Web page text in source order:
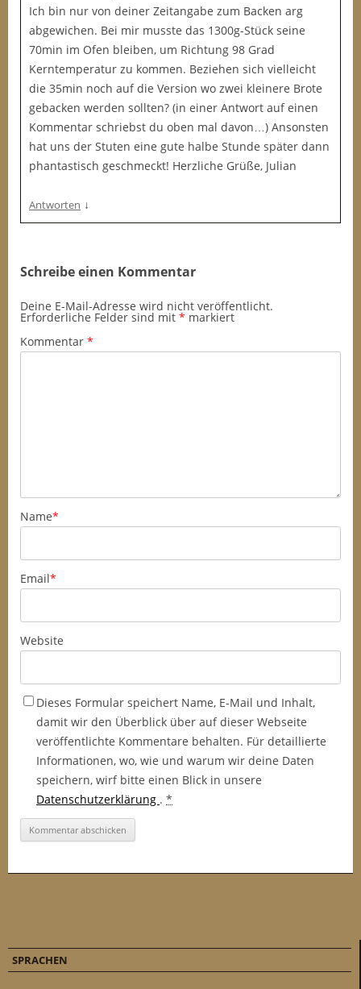
Ich bin nur von deiner Zeitangabe zum Backen arg
abgewichen. Bei mir musste das 1300g-Stück seine
70min im Ofen bleiben, um Richtung 98 Grad
Kerntemperatur zu kommen. Beziehen sich vielleicht
die 35min noch auf die Version wo zwei kleinere Brote
gebacken werden sollten? (in einer Antwort auf einen
Kommentar schriebst du oben mal davon…) Ansonsten
hat uns der Stuten eine gute halbe Stunde später dann
phantastisch geschmeckt! Herzliche Grüße, Julian
Antworten ↓
Schreibe einen Kommentar
Deine E-Mail-Adresse wird nicht veröffentlicht.
Erforderliche Felder sind mit * markiert
Kommentar *
Name*
Email*
Website
Dieses Formular speichert Name, E-Mail und Inhalt,
damit wir den Überblick über auf dieser Webseite
veröffentlichte Kommentare behalten. Für detaillierte
Informationen, wo, wie und warum wir deine Daten
speichern, wirf bitte einen Blick in unsere
Datenschutzerklärung . *
SPRACHEN